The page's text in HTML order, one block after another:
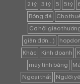
2 tỷ 3 tỷ 5 5 tỷ
Bóng đá
Cho
Cơ hội giao
giản đơn...)
Khác
Kinh doanh
máy tính bảng
Ngoại thất
Người